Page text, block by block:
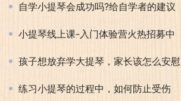
自学小提琴会成功吗?给自学者的建议
小提琴线上课-入门体验营火热招募中
孩子想放弃学大提琴，家长该怎么安慰
练习小提琴的过程中，如何防止受伤